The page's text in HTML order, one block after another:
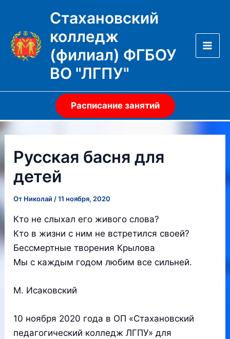
содержимому
Стахановский
колледж
(филиал) ФГБОУ
ВО "ЛГПУ"
Расписание занятий
Русская басня для
детей
От Николай /11 ноября, 2020
Кто не слыхал его живого слова?
Кто в жизни с ним не встретился своей?
Бессмертные творения Крылова
Мы с каждым годом любим все сильней.
М. Исаковский
10 ноября 2020 года в ОП «Стахановский
педагогический колледж ЛГПУ» для